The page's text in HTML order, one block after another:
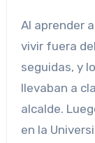
Al aprender a respirar por sí solo, Alexander pudo
vivir fuera
seguidas, y
llevaban a
alcalde.
en la